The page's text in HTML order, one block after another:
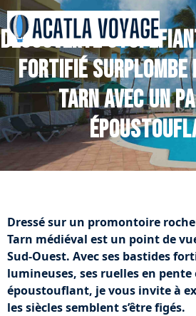
Découverte
fortifié surplombe
Tarn avec un
Dressé sur un promontoire
Tarn médiéval est un point de
Sud-Ouest. Avec ses bastides
lumineuses, ses ruelles en
époustouflant, je vous invite à
les siècles semblent s’être figés.